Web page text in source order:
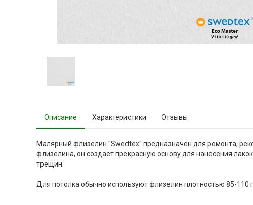
Описание Характеристики Отзывы
Малярный флизелин ''Swedtex'' предназначен для ремонта,
флизелина, он создает прекрасную основу для нанесения
трещин.
Для потолка обычно используют флизелин плотностью 85-110